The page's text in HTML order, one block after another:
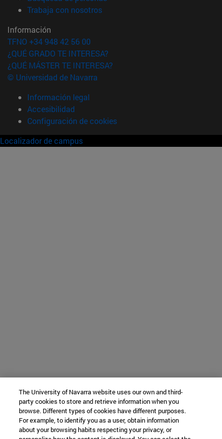
Trabaja con nosotros(abre en nueva ventana)
Información
TFNO +34 948 42 56 00
¿QUÉ GRADO TE INTERESA?
¿QUÉ MÁSTER TE INTERESA?
© Universidad de Navarra
Información legal
Accesibilidad
Configuración de cookies
Localizador de campus
The University of Navarra website uses our own and third-
party cookies to store and retrieve information when you
browse. Different types of cookies have different purposes.
For example, to identify you as a user, obtain information
about your browsing habits respecting your privacy, or